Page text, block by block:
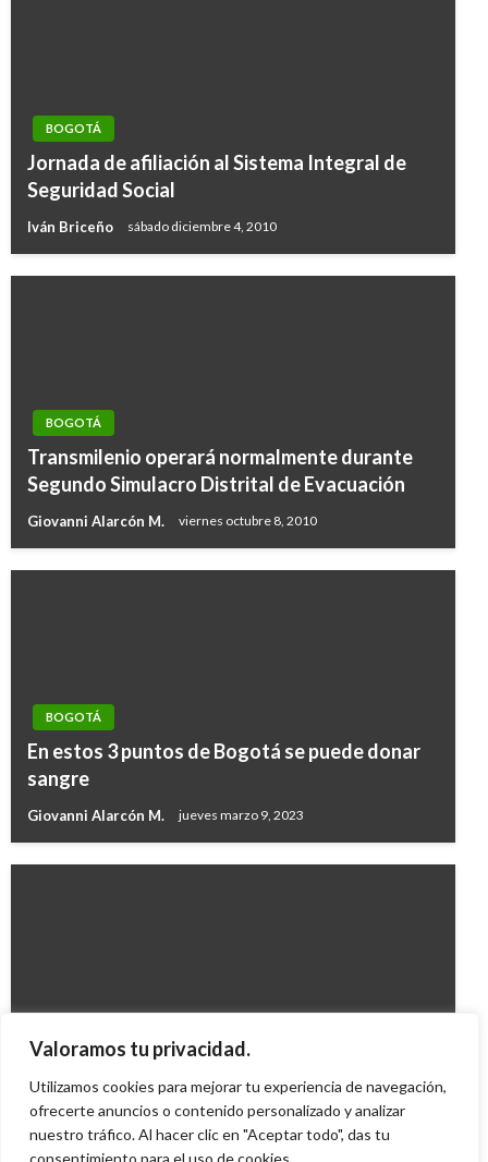
Valoramos tu privacidad.
Utilizamos cookies para mejorar tu experiencia de navegación,
ofrecerte anuncios o contenido personalizado y analizar
nuestro tráfico. Al hacer clic en "Aceptar todo", das tu
consentimiento para el uso de cookies.
BOGOTÁ
Jornada de afiliación al Sistema Integral de
Seguridad Social
Iván Briceño sábado diciembre 4, 2010
BOGOTÁ
Transmilenio operará normalmente durante
Segundo Simulacro Distrital de Evacuación
Giovanni Alarcón M. viernes octubre 8, 2010
BOGOTÁ
En estos 3 puntos de Bogotá se puede donar
sangre
Giovanni Alarcón M. jueves marzo 9, 2023
Iván Briceño viernes diciembre 4, 2009